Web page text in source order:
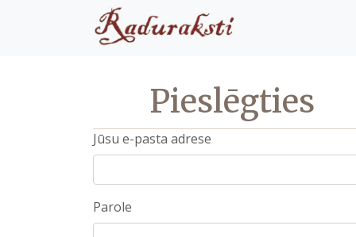
Pieslēgties
Jūsu e-pasta adrese
Parole